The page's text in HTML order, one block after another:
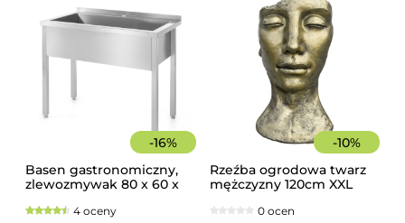
-16%
Basen gastronomiczny,
zlewozmywak 80 x 60 x
4 oceny
-10%
Rzeźba ogrodowa twarz
mężczyzny 120cm XXL
dekoracja ogrodowa
0 ocen